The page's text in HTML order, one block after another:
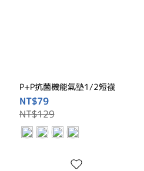
P+P抗菌機能氣墊1/2短襪
NT$79
NT$129